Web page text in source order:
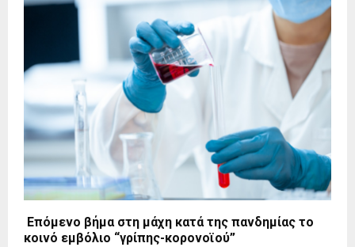
Επόμενο βήμα στη μάχη κατά της πανδημίας το
κοινό εμβόλιο “γρίπης-κορονοϊού”